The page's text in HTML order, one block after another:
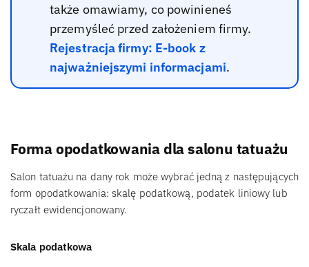
także omawiamy, co powinieneś
przemyśleć przed założeniem firmy.
Rejestracja firmy: E-book z
najważniejszymi informacjami.
Forma opodatkowania dla salonu tatuażu
Salon tatuażu na dany rok może wybrać jedną z następujących
form opodatkowania: skalę podatkową, podatek liniowy lub
ryczałt ewidencjonowany.
Skala podatkowa